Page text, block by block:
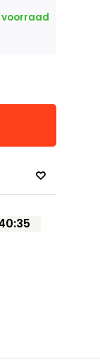
voorraad
:34